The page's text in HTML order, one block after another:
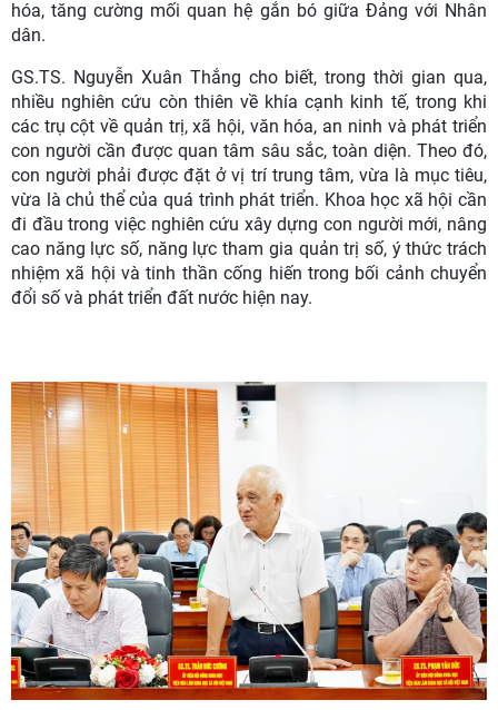
hóa, tăng cường mối quan hệ gắn bó giữa Đảng với Nhân
dân.
GS.TS. Nguyễn Xuân Thắng cho biết, trong thời gian qua,
nhiều nghiên cứu còn thiên về khía cạnh kinh tế, trong khi
các trụ cột về quản trị, xã hội, văn hóa, an ninh và phát triển
con người cần được quan tâm sâu sắc, toàn diện. Theo đó,
con người phải được đặt ở vị trí trung tâm, vừa là mục tiêu,
vừa là chủ thể của quá trình phát triển. Khoa học xã hội cần
đi đầu trong việc nghiên cứu xây dựng con người mới, nâng
cao năng lực số, năng lực tham gia quản trị số, ý thức trách
nhiệm xã hội và tinh thần cống hiến trong bối cảnh chuyển
đổi số và phát triển đất nước hiện nay.